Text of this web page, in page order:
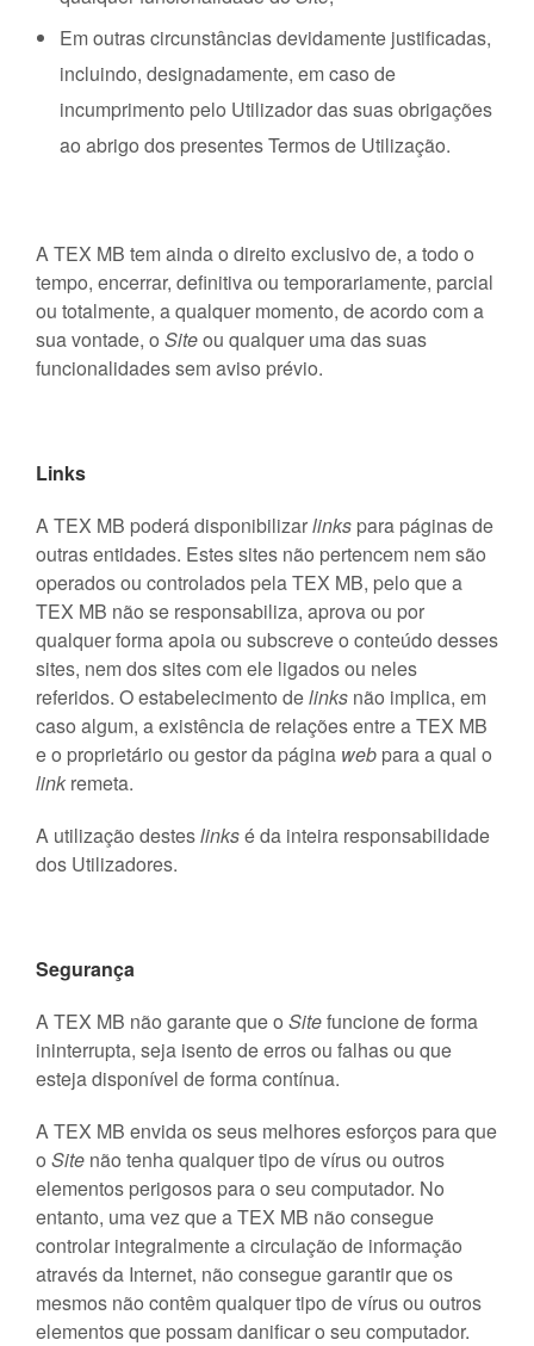
Em outras circunstâncias devidamente justificadas,
incluindo, designadamente, em caso de
incumprimento pelo Utilizador das suas obrigações
ao abrigo dos presentes Termos de Utilização.
A TEX MB tem ainda o direito exclusivo de, a todo o
tempo, encerrar, definitiva ou temporariamente, parcial
ou totalmente, a qualquer momento, de acordo com a
sua vontade, o Siteou qualquer uma das suas
funcionalidades sem aviso prévio.
Links
A TEX MB poderá disponibilizarlinks para páginas de
outras entidades. Estes sites não pertencem nem são
operados ou controlados pela TEX MB, pelo que a
TEX MB não se responsabiliza, aprova ou por
qualquer forma apoia ou subscreve o conteúdo desses
sites, nem dos sites com ele ligados ou neles
referidos. O estabelecimento delinks não implica, em
caso algum, a existência de relações entre a TEX MB
e o proprietário ou gestor da página web para a qual o
link remeta.
A utilização desteslinksé da inteira responsabilidade
dos Utilizadores.
Segurança
A TEX MB não garante que o Sitefuncione de forma
ininterrupta, seja isento de erros ou falhas ou que
esteja disponível de forma contínua.
A TEX MB envida os seus melhores esforços para que
o Site não tenha qualquer tipo de vírus ou outros
elementos perigosos para o seu computador. No
entanto, uma vez que a TEX MB não consegue
controlar integralmente a circulação de informação
através da Internet, não consegue garantir que os
mesmos não contêm qualquer tipo de vírus ou outros
elementos que possam danificar o seu computador.